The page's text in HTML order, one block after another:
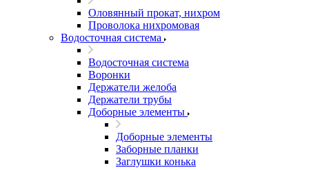
Оловянный прокат, нихром
Проволока нихромовая
Водосточная система
Водосточная система
Воронки
Держатели желоба
Держатели трубы
Доборные элементы
Доборные элементы
Заборные планки
Заглушки конька